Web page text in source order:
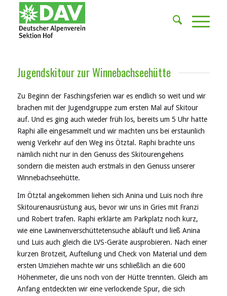
Jugendskitour zur Winnebachseehütte
Zu Beginn der Faschingsferien war es endlich so weit und wir
brachen mit der Jugendgruppe zum ersten Mal auf Skitour
auf. Und es ging auch wieder früh los, bereits um 5 Uhr hatte
Raphi alle eingesammelt und wir machten uns bei erstaunlich
wenig Verkehr auf den Weg ins Ötztal. Raphi brachte uns
nämlich nicht nur in den Genuss des Skitourengehens
sondern die meisten auch erstmals in den Genuss unserer
Winnebachseehütte.
Im Ötztal angekommen liehen sich Anina und Luis noch ihre
Skitourenausrüstung aus, bevor wir uns in Gries mit Franzi
und Robert trafen. Raphi erklärte am Parkplatz noch kurz,
wie eine Lawinenverschüttetensuche abläuft und ließ Anina
und Luis auch gleich die LVS-Geräte ausprobieren. Nach einer
kurzen Brotzeit, Aufteilung und Check von Material und dem
ersten Umziehen machte wir uns schließlich an die 600
Höhenmeter, die uns noch von der Hütte trennten. Gleich am
Anfang entdeckten wir eine verlockende Spur, die sich